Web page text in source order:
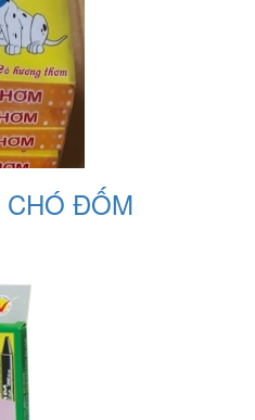
CHÓ ĐỐM